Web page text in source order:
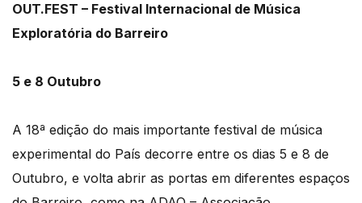
OUT.FEST – Festival Internacional de Música
Exploratória do Barreiro
5 e 8 Outubro
A 18ª edição do mais importante festival de música
experimental do País decorre entre os dias 5 e 8 de
Outubro, e volta abrir as portas em diferentes espaços